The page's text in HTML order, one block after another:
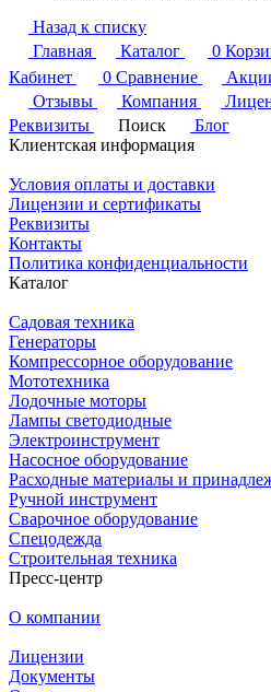
Назад к списку
Главная
Каталог 0
Кабинет
0 Сравнение
Отзывы
Компания
Реквизиты
Поиск
Блог
Клиентская информация
Условия оплаты и доставки
Лицензии и сертификаты
Реквизиты
Контакты
Политика конфиденциальности
Каталог
Садовая техника
Генераторы
Компрессорное оборудование
Мототехника
Лодочные моторы
Лампы светодиодные
Электроинструмент
Насосное оборудование
Расходные материалы и
Ручной инструмент
Сварочное оборудование
Спецодежда
Строительная техника
Пресс-центр
О компании
Лицензии
Документы